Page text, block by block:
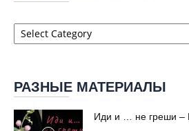
Категории
сайта
РАЗНЫЕ МАТЕРИАЛЫ
Иди и … не греши –